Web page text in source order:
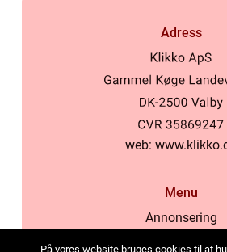
Adress
web:
Menu
Annonsering
På vores website bruges cookies til at